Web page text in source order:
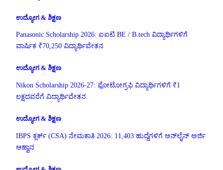
ಉದ್ಯೋಗ & ಶಿಕ್ಷಣ
Panasonic Scholarship 2026: ಐಐಟಿ BE / B.tech ವಿದ್ಯಾರ್ಥಿಗಳಿಗೆ
ವಾರ್ಷಿಕ ₹70,250 ವಿದ್ಯಾರ್ಥಿವೇತನ
ಉದ್ಯೋಗ & ಶಿಕ್ಷಣ
Nikon Scholarship 2026-27: ಫೋಟೋಗ್ರಫಿ ವಿದ್ಯಾರ್ಥಿಗಳಿಗೆ ₹1
ಲಕ್ಷದವರೆಗೆ ವಿದ್ಯಾರ್ಥಿವೇತನ.
ಉದ್ಯೋಗ & ಶಿಕ್ಷಣ
IBPS ಕ್ಲರ್ಕ್ (CSA) ನೇಮಕಾತಿ 2026: 11,403 ಹುದ್ದೆಗಳಿಗೆ ಆನ್‌ಲೈನ್ ಅರ್ಜಿ
ಆಹ್ವಾನ